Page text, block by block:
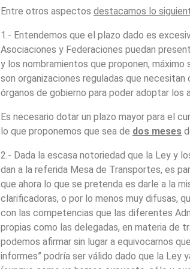
Entre otros aspectos destacamos lo
1.- Entendemos que el plazo dado es
Asociaciones y Federaciones puedan
y los nombramientos que proponen, máximo
son organizaciones reguladas que
órganos de gobierno para poder adoptar los
Es necesario dotar un plazo mayor para el
lo que proponemos que sea de dos meses
2.- Dada la escasa notoriedad que la Ley y
dan a la referida Mesa de Transportes, es
que ahora lo que se pretenda es darle a la
clarificadoras, o por lo menos muy difusas,
con las competencias que las diferentes
propias como las delegadas, en materia de
podemos afirmar sin lugar a equivocarnos
informes” podría ser válido dado que la Ley